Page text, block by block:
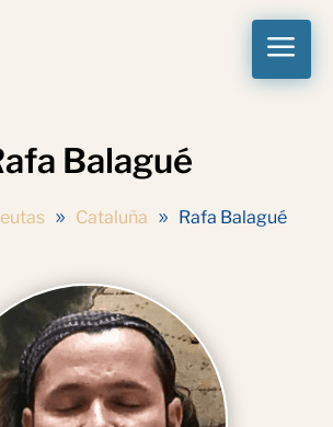
a
Balagué
Cataluña Rafa Balagué